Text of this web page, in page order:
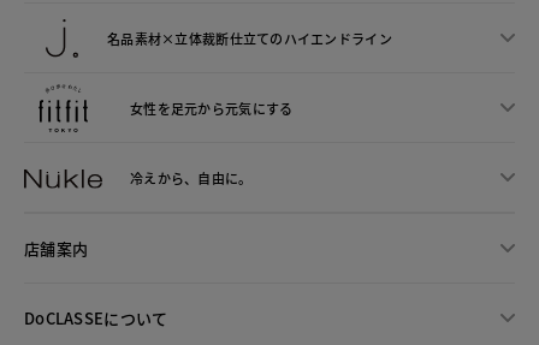
名品素材×立体裁断仕立てのハイエンドライン
女性を足元から元気にする
冷えから、 自由に。
店舗案内
DoCLASSEについて